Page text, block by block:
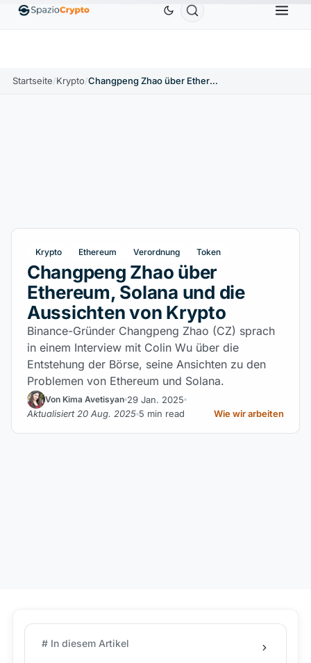
EthereumETH1.880,58 $ TetherUSDT 0,9991 $ BNB
Startseite/Krypto/ Changpeng Zhao über Ethereum, Solana und die Aussichten von Krypto
Krypto Ethereum Verordnung Token
Changpeng Zhao über
Ethereum, Solana und die
Aussichten von Krypto
Binance-Gründer Changpeng Zhao (CZ) sprach
in einem Interview mit Colin Wu über die
Entstehung der Börse, seine Ansichten zu den
Problemen von Ethereum und Solana.
Von Kima Avetisyan 29 Jan. 2025
Aktualisiert 20 Aug. 2025 5 min read Wie wir arbeiten
# In diesem Artikel